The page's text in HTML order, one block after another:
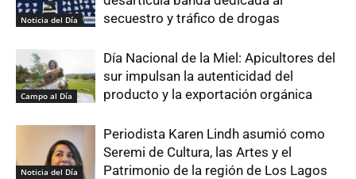
Noticia del Día
secuestro y tráfico de drogas
Campo al Día
Día Nacional de la Miel: Apicultores del
sur impulsan la autenticidad del
producto y la exportación orgánica
Noticia del Día
Periodista Karen Lindh asumió como
Seremi de Cultura, las Artes y el
Patrimonio de la región de Los Lagos